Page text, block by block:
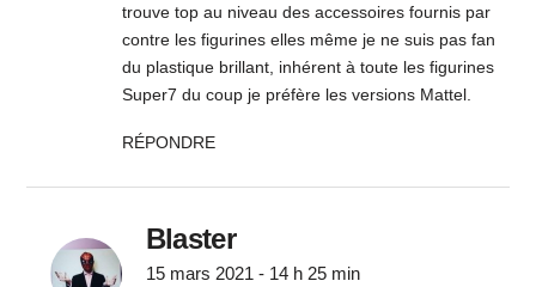
trouve top au niveau des accessoires fournis par
contre les figurines elles même je ne suis pas fan
du plastique brillant, inhérent à toute les figurines
Super7 du coup je préfère les versions Mattel.
RÉPONDRE
Blaster
15 mars 2021 - 14 h 25 min